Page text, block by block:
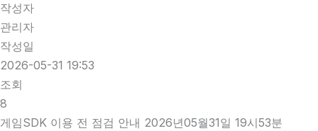
작성자
관리자
작성일
2026-05-31 19:53
조회
8
게임SDK 이용 전 점검 안내 2026년05월31일 19시53분